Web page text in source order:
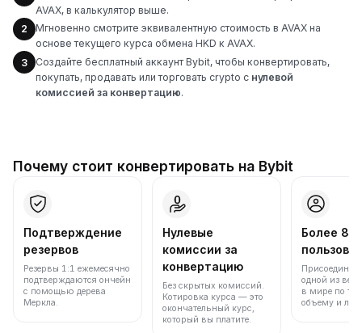
AVAX, в калькулятор выше.
2
Мгновенно смотрите эквивалентную стоимость в AVAX на
основе текущего курса обмена HKD к AVAX.
3
Создайте бесплатный аккаунт Bybit, чтобы конвертировать,
покупать, продавать или торговать crypto с нулевой
комиссией за конвертацию.
Почему стоит конвертировать на Bybit
Подтверждение
резервов
Резервы 1:1 ежемесячно
подтверждаются ончейн
с помощью дерева
Меркла.
Нулевые
комиссии за
конвертацию
Без скрытых комиссий.
Котировка курса — это
окончательный курс,
который вы платите.
Более 86
одной из
в мире по
объему и